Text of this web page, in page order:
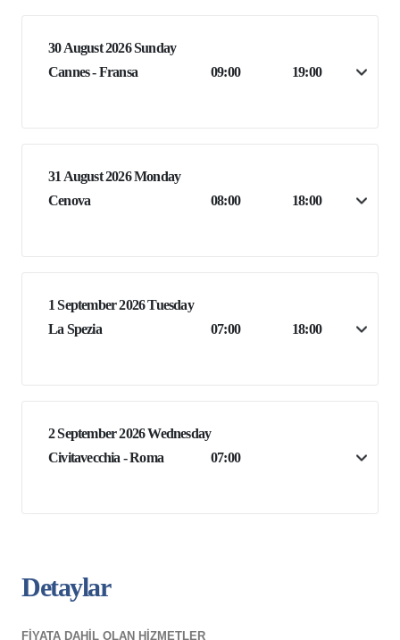
30 August 2026 Sunday
Cannes - Fransa
09:00 19:00
31 August 2026 Monday
Cenova
08:00 18:00
1 September 2026 Tuesday
La Spezia
07:00 18:00
2 September 2026 Wednesday
Civitavecchia - Roma
07:00
Detaylar
FİYATA DAHİL OLAN HİZMETLER